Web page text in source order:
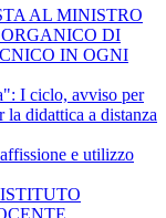
AL MINISTRO
DI
IN OGNI
I ciclo, avviso per
didattica a distanza
e utilizzo